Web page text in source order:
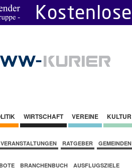
WIRTSCHAFT VEREINE KULTUR
VERANSTALTUNGEN RATGEBER GEMEINDEN
BRANCHENBUCH AUSFLUGSZIELE